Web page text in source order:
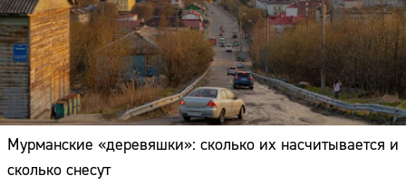
Мурманские «деревяшки»: сколько их насчитывается и
сколько снесут